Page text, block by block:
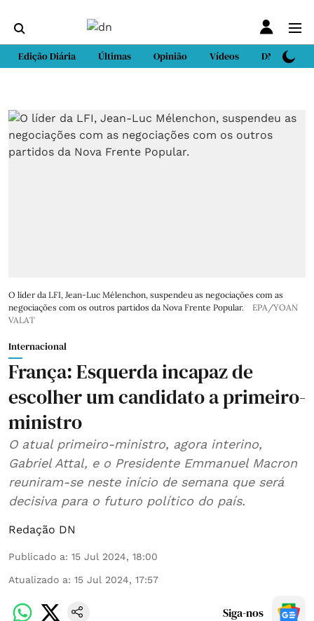
Edição Diária Últimas Opinião Vídeos DN Sport
O líder da LFI, Jean-Luc Mélenchon, suspendeu as negociações com as
negociações com os outros partidos da Nova Frente Popular.
EPA/YOAN
VALAT
Internacional
França: Esquerda incapaz de
escolher um candidato a primeiro-
ministro
O atual primeiro-ministro, agora interino,
Gabriel Attal, e o Presidente Emmanuel Macron
reuniram-se neste início de semana que será
decisiva para o futuro político do país.
Redação DN
Publicado a: 15 Jul 2024, 18:00
Atualizado a: 15 Jul 2024, 17:57
Siga-nos